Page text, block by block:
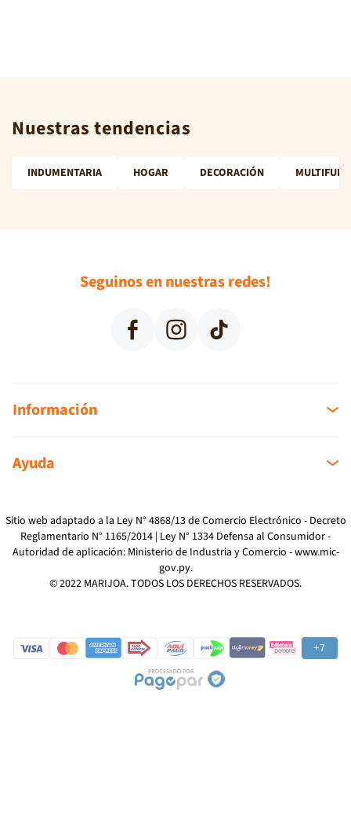
Nuestras tendencias
INDUMENTARIA HOGAR DECORACIÓN
Seguinos en nuestras redes!
Facebook Instagram TikTok
Información
Sucursales
Ayuda
Devoluciones
Reclamos
Preguntas Frecuentes
Términos y Condiciones
Sitio web adaptado a la Ley N° 4868/13 de Comercio Electrónico - Decreto
Reglamentario N° 1165/2014 | Ley N° 1334 Defensa al Consumidor -
Autoridad de aplicación: Ministerio de Industria y Comercio -www.mic-
gov.py.
© 2022 MARIJOA. TODOS LOS DERECHOS RESERVADOS.